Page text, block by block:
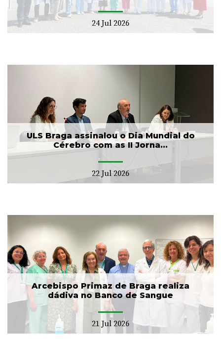
24 Jul 2026
ULS Braga assinalou o Dia Mundial do
Cérebro com as II Jorna...
22 Jul 2026
Arcebispo Primaz de Braga realiza
dádiva no Banco de Sangue
21 Jul 2026